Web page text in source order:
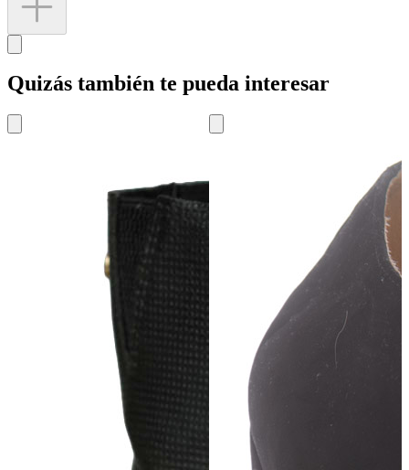
Quizás también te pueda interesar